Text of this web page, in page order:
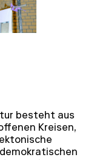
besteht aus
Kreisen,